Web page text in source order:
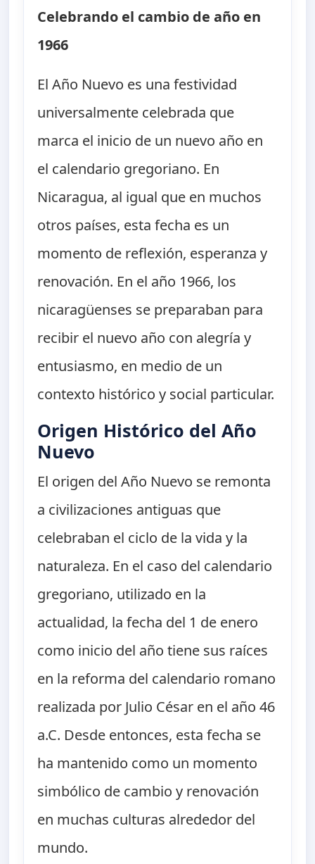
Celebrando el cambio de año en
1966
El Año Nuevo es una festividad
universalmente celebrada que
marca el inicio de un nuevo año en
el calendario gregoriano. En
Nicaragua, al igual que en muchos
otros países, esta fecha es un
momento de reflexión, esperanza y
renovación. En el año 1966, los
nicaragüenses se preparaban para
recibir el nuevo año con alegría y
entusiasmo, en medio de un
contexto histórico y social particular.
Origen Histórico del Año
Nuevo
El origen del Año Nuevo se remonta
a civilizaciones antiguas que
celebraban el ciclo de la vida y la
naturaleza. En el caso del calendario
gregoriano, utilizado en la
actualidad, la fecha del 1 de enero
como inicio del año tiene sus raíces
en la reforma del calendario romano
realizada por Julio César en el año 46
a.C. Desde entonces, esta fecha se
ha mantenido como un momento
simbólico de cambio y renovación
en muchas culturas alrededor del
mundo.